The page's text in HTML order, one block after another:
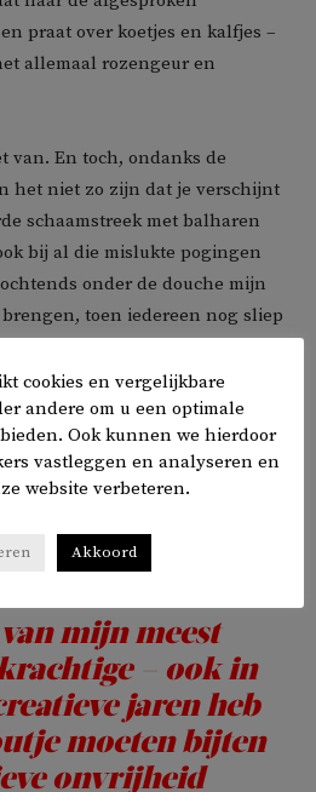
praat over koetjes en kalfjes –
allemaal rozengeur en
van. En toch, ondanks de
het niet zo zijn dat je verschijnt
schaamstreek met balharen
bij al die mislukte pogingen
onder de douche mijn
toen iedereen nog sliep
in de keuken was
altijd om dit soort dingen, maar
Geen privacy. Geen vrijheid.
mijn meest
– ook in
jaren heb
moeten bijten
onvrijheid
cookies en vergelijkbare
andere om u een optimale
Ook kunnen we hierdoor
vastleggen en analyseren en
website verbeteren.
Akkoord